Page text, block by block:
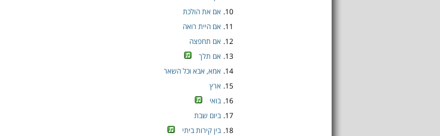
10. אם את הולכת
11. אם היית רואה
12. אם תחפצה
13. אם תלך
14. אמא, אבא וכל השאר
15. ארץ
16. בואי
17. ביום שבת
18. בין קירות ביתי